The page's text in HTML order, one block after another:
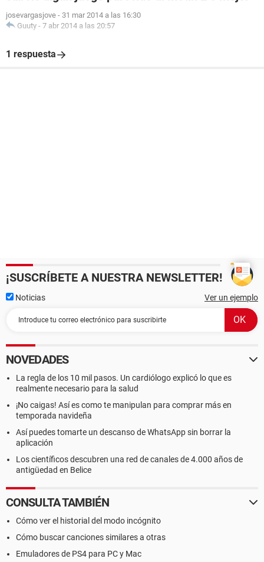
josevargasjove - 31 mar 2014 a las 16:30
Guuty - 7 abr 2014 a las 20:57
1 respuesta
¡SUSCRÍBETE A NUESTRA NEWSLETTER!
Noticias Ver un ejemplo
NOVEDADES
La regla de los 10 mil pasos. Un cardiólogo explicó lo que es
realmente necesario para la salud
¡No caigas! Así es como te manipulan para comprar más en
temporada navideña
Así puedes tomarte un descanso de WhatsApp sin borrar la
aplicación
Los científicos descubren una red de canales de 4.000 años de
antigüedad en Belice
CONSULTA TAMBIÉN
Cómo ver el historial del modo incógnito
Cómo buscar canciones similares a otras
Emuladores de PS4 para PC y Mac